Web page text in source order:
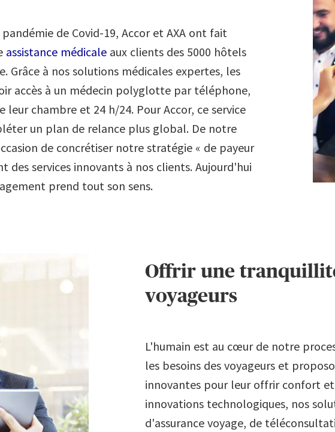
de Covid-19, Accor et AXA ont fait
assistance médicale aux clients des 5000 hôtels
Grâce à nos solutions médicales expertes, les
accès à un médecin polyglotte par téléphone,
chambre et 24 h/24. Pour Accor, ce service
un plan de relance plus global. De notre
de concrétiser notre stratégie « de payeur
des services innovants à nos clients. Aujourd'hui
prend tout son sens.
Offrir une
voyageurs
L'humain est au cœur de notre
les besoins des voyageurs et
innovantes pour leur offrir confort
innovations technologiques, nos
d'assurance voyage, de